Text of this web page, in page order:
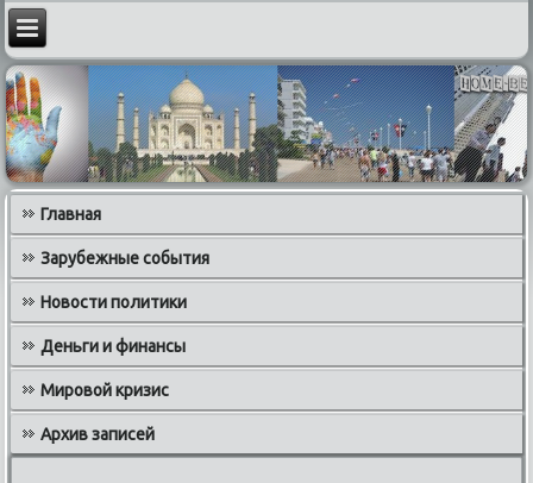
Главная
Зарубежные события
Новости политики
Деньги и финансы
Мировой кризис
Архив записей